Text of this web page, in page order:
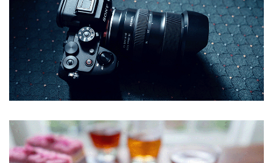
Passwort*
Anmeldeformular geschützt durch
WP Captcha
PASSWORT VERGESSEN?